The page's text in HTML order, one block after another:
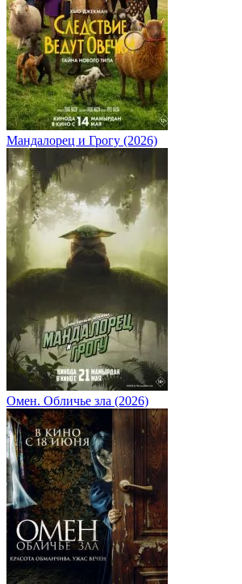
Мандалорец и Грогу (2026)
Омен. Обличье зла (2026)